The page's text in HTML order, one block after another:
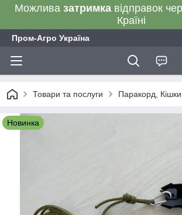
Можлива затримкавідправок
Країні
Пром-Агро Україна
Товари та послуги Паракорд,
Новинка